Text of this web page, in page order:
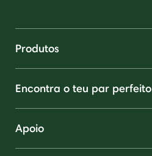
Produtos
Encontra o teu par perfeito
Apoio